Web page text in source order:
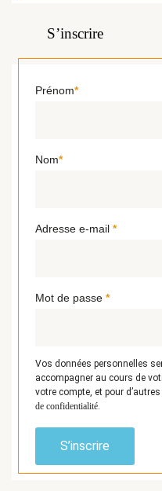
S’inscrire
Prénom*
Nom*
Adresse e-mail *
Mot de passe *
Vos données personnelles
accompagner au cours de
votre compte, et pour
de confidentialité.
S’inscrire